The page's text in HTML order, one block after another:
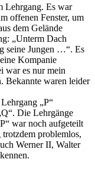
Lehrgang. Es war
offenen Fenster, um
dem Gelände
Unterm Dach
seine Jungen … . Es
Kompanie
war es nur mein
Bekannte waren leider
P
Q . Die Lehrgänge
P
war noch aufgeteilt
problemlos,
Werner II, Walter